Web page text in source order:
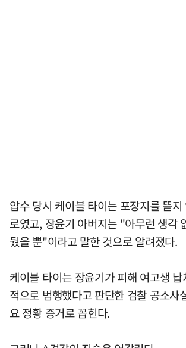
압수 당시 케이블 타이는 포장지를 뜯
로였고, 장윤기 아버지는 "아무런 생각
뒀을 뿐"이라고 말한 것으로 알려졌다.
케이블 타이는 장윤기가 피해 여고생
적으로 범행했다고 판단한 검찰 공소사
요 정황 증거로 꼽힌다.